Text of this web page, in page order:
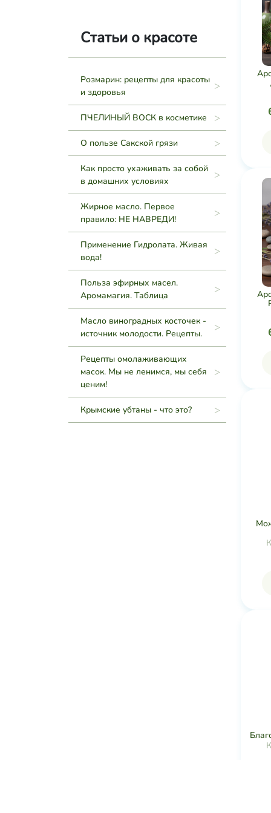
Статьи о красоте
Розмарин: рецепты для красоты
и здоровья
ПЧЕЛИНЫЙ ВОСК в косметике
О пользе Сакской грязи
Как просто ухаживать за собой
в домашних условиях
Жирное масло. Первое
правило: НЕ НАВРЕДИ!
Применение Гидролата. Живая
вода!
Польза эфирных масел.
Аромамагия. Таблица
Масло виноградных косточек -
источник молодости. Рецепты.
Рецепты омолаживающих
масок. Мы не ленимся, мы себя
ценим!
Крымские убтаны - что это?